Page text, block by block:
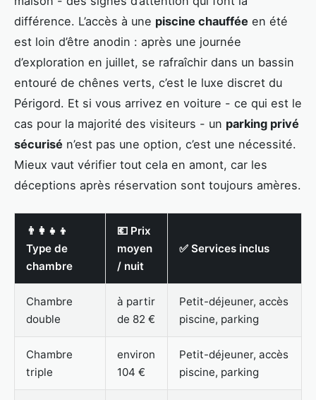
différence. L’accès à une piscine chauffée en été
est loin d’être anodin : après une journée
d’exploration en juillet, se rafraîchir dans un bassin
entouré de chênes verts, c’est le luxe discret du
Périgord. Et si vous arrivez en voiture - ce qui est le
cas pour la majorité des visiteurs - un parking privé
sécurisé n’est pas une option, c’est une nécessité.
Mieux vaut vérifier tout cela en amont, car les
déceptions après réservation sont toujours amères.
👨‍👩‍👧‍👦
Type de
chambre
💶 Prix
moyen
/ nuit
✅ Services inclus
Chambre
double
à partir
de 82 €
Petit-déjeuner, accès
piscine, parking
Chambre
triple
environ
104 €
Petit-déjeuner, accès
piscine, parking